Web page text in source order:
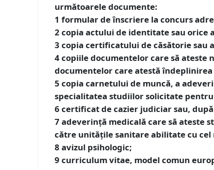
următoarele documente:
1 formular de înscriere la concurs
2 copia actului de identitate sau
3 copia certificatului de căsătorie sau
4copiile documentelor care să ateste
documentelor care atestă
5 copia carnetului de muncă, a
specialitatea studiilor solicitate
6 certificat de cazier judiciar sau,
7 adeverinţă medicală care să ateste
către unităţile sanitare abilitate cu
8 avizul psihologic;
9 curriculum vitae, model comun